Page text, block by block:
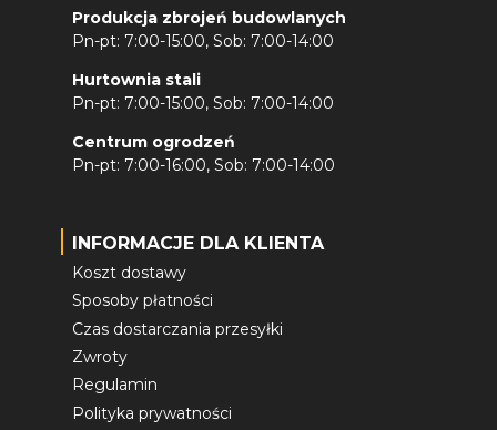
Produkcja zbrojeń budowlanych
Pn-pt: 7:00-15:00, Sob: 7:00-14:00
Hurtownia stali
Pn-pt: 7:00-15:00, Sob: 7:00-14:00
Centrum ogrodzeń
Pn-pt: 7:00-16:00, Sob: 7:00-14:00
INFORMACJE DLA KLIENTA
Koszt dostawy
Sposoby płatności
Czas dostarczania przesyłki
Zwroty
Regulamin
Polityka prywatności